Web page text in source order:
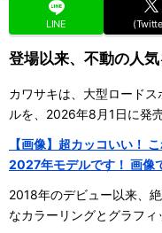
LINE
登場以来、不動の人
カワサキは、大型ロード
ルを、2026年8月1日に発
【画像】超カッコいい！
2027年モデルです！ 画像
2018年のデビュー以来、
なカラーリングとグラフィ